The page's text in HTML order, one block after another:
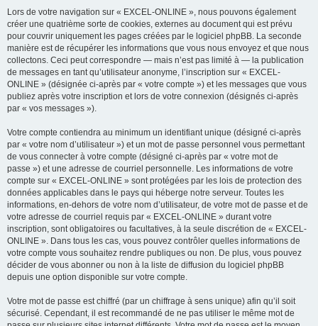
Lors de votre navigation sur « EXCEL-ONLINE », nous pouvons également
créer une quatrième sorte de cookies, externes au document qui est prévu
pour couvrir uniquement les pages créées par le logiciel phpBB. La seconde
manière est de récupérer les informations que vous nous envoyez et que nous
collectons. Ceci peut correspondre — mais n’est pas limité à — la publication
de messages en tant qu’utilisateur anonyme, l’inscription sur « EXCEL-
ONLINE » (désignée ci-après par « votre compte ») et les messages que vous
publiez après votre inscription et lors de votre connexion (désignés ci-après
par « vos messages »).
Votre compte contiendra au minimum un identifiant unique (désigné ci-après
par « votre nom d’utilisateur ») et un mot de passe personnel vous permettant
de vous connecter à votre compte (désigné ci-après par « votre mot de
passe ») et une adresse de courriel personnelle. Les informations de votre
compte sur « EXCEL-ONLINE » sont protégées par les lois de protection des
données applicables dans le pays qui héberge notre serveur. Toutes les
informations, en-dehors de votre nom d’utilisateur, de votre mot de passe et de
votre adresse de courriel requis par « EXCEL-ONLINE » durant votre
inscription, sont obligatoires ou facultatives, à la seule discrétion de « EXCEL-
ONLINE ». Dans tous les cas, vous pouvez contrôler quelles informations de
votre compte vous souhaitez rendre publiques ou non. De plus, vous pouvez
décider de vous abonner ou non à la liste de diffusion du logiciel phpBB
depuis une option disponible sur votre compte.
Votre mot de passe est chiffré (par un chiffrage à sens unique) afin qu’il soit
sécurisé. Cependant, il est recommandé de ne pas utiliser le même mot de